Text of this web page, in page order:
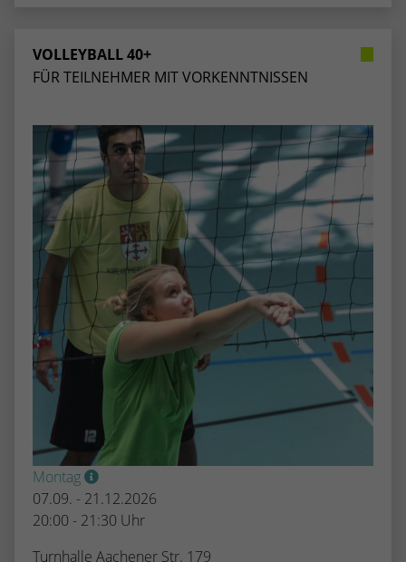
VOLLEYBALL 40+
FÜR TEILNEHMER MIT VORKENNTNISSEN
Montag
07.09. - 21.12.2026
20:00 - 21:30 Uhr
Turnhalle Aachener Str. 179
Name _dc_gtm_UA-53600496-1
Anbieter Google Analytics
Laufzeit 1 Minute
Zweck
Dieser Cookie identifiziert die Besucher
nach Alter, Geschlecht oder Interessen
und nutzt dazu den DoubleClick des
Google Tag Manager, um die gezielte
Anzeigenplatzierung zu vereinfachen.